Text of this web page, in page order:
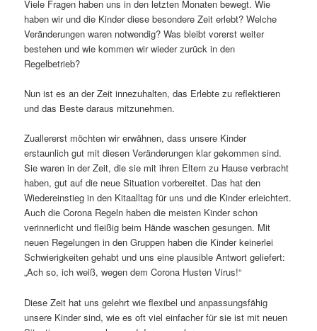
Viele Fragen haben uns in den letzten Monaten bewegt. Wie
haben wir und die Kinder diese besondere Zeit erlebt? Welche
Veränderungen waren notwendig? Was bleibt vorerst weiter
bestehen und wie kommen wir wieder zurück in den
Regelbetrieb?
Nun ist es an der Zeit innezuhalten, das Erlebte zu reflektieren
und das Beste daraus mitzunehmen.
Zuallererst möchten wir erwähnen, dass unsere Kinder
erstaunlich gut mit diesen Veränderungen klar gekommen sind.
Sie waren in der Zeit, die sie mit ihren Eltern zu Hause verbracht
haben, gut auf die neue Situation vorbereitet. Das hat den
Wiedereinstieg in den Kitaalltag für uns und die Kinder erleichtert.
Auch die Corona Regeln haben die meisten Kinder schon
verinnerlicht und fleißig beim Hände waschen gesungen. Mit
neuen Regelungen in den Gruppen haben die Kinder keinerlei
Schwierigkeiten gehabt und uns eine plausible Antwort geliefert:
„Ach so, ich weiß, wegen dem Corona Husten Virus!“
Diese Zeit hat uns gelehrt wie flexibel und anpassungsfähig
unsere Kinder sind, wie es oft viel einfacher für sie ist mit neuen